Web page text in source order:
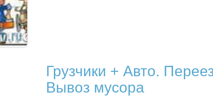
Грузчики + Авто.
Вывоз мусора